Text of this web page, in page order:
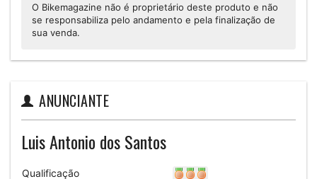
O Bikemagazine não é proprietário deste produto e não
se responsabiliza pelo andamento e pela finalização de
sua venda.
ANUNCIANTE
Luis Antonio dos Santos
Qualificação